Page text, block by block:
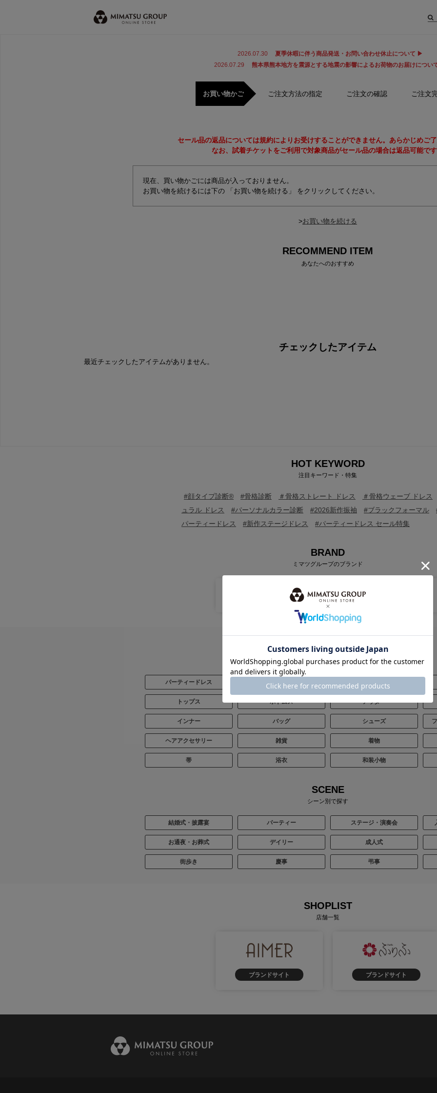
2026.07.30
夏季休暇に伴う商品発送・お問い合わせ休止について ▶
2026.07.29
熊本県熊本地方を震源とする地震の影響によるお荷物のお届けについ
お買い物かご ご注文方法の指定 ご注文の確認 ご注文
セール品の返品については規約によりお受けすることができません。あらかじめご了
なお、試着チケットをご利用で対象商品がセール品の場合は返品可能です
現在、買い物かごには商品が入っておりません。
お買い物を続けるには下の 「お買い物を続ける」 をクリックしてください。
>
RECOMMEND ITEM
あなたへのおすすめ
チェックしたアイテム
最近チェックしたアイテムがありません。
HOT KEYWORD
注目キーワード・特集
#顔タイプ診断® #骨格診断 ＃骨格ストレート ドレス ＃骨格ウェーブ ドレス
ュラル ドレス
#パーソナルカラー診断 #2026新作振袖 #ブラックフォーマル
パーティードレス
#新作ステージドレス #パーティードレス セール特集
BRAND
ミマツグループのブランド
ITEM
全てのアイテムから探す
パーティードレス ブラックフォーマル（喪服） ステージ
トップス ボトムス アウター
インナー バッグ シューズ
ヘアアクセサリー 雑貨 着物
帯 浴衣 和装小物
SCENE
シーン別で探す
結婚式・披露宴 パーティー ステージ・演奏会
お通夜・お葬式 デイリー 成人式
街歩き 慶事 弔事
SHOPLIST
店舗一覧
ブランドサイト ブランドサイト